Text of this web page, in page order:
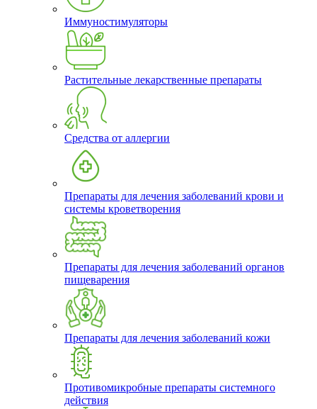
Иммуностимуляторы
Растительные лекарственные препараты
Средства от аллергии
Препараты для лечения заболеваний крови и
системы кроветворения
Препараты для лечения заболеваний органов
пищеварения
Препараты для лечения заболеваний кожи
Противомикробные препараты системного
действия